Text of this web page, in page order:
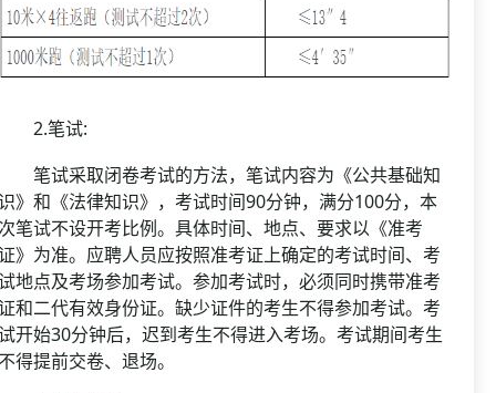
笔试:
试采取闭卷考试的方法，笔试内容为《公共基础知
》和《法律知识》，考试时间90分钟，满分100分，本
笔试不设开考比例。具体时间、地点、要求以《准考
》为准。应聘人员应按照准考证上确定的考试时间、考
地点及考场参加考试。参加考试时，必须同时携带准考
和二代有效身份证。缺少证件的考生不得参加考试。考
开始30分钟后，迟到考生不得进入考场。考试期间考生
得提前交卷、退场。